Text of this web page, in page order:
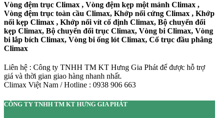
Vòng đệm trục Climax , Vòng đệm kẹp một mảnh Climax ,
Vòng đệm trục toàn cầu Climax, Khớp nối cứng Climax , Khớp
nối kẹp Climax , Khớp nối vít cố định Climax, Bộ chuyển đổi
kẹp Climax, Bộ chuyển đổi trục Climax, Vòng bi Climax, Vòng
bi lắp bích Climax, Vòng bi ống lót Climax, Cổ trục đầu phẳng
Climax
Liên hệ : Công ty TNHH TM KT Hưng Gia Phát để được hỗ trợ
giá và thời gian giao hàng nhanh nhất.
Climax Việt Nam / Hotline : 0938 906 663
CÔNG TY TNHH TM KT HƯNG GIA PHÁT